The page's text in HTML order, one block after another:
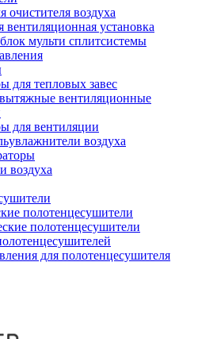
очистителя воздуха
вентиляционная установка
мульти сплитсистемы
для тепловых завес
вентиляционные
для вентиляции
воздуха
воздуха
полотенцесушители
полотенцесушители
для полотенцесушителя